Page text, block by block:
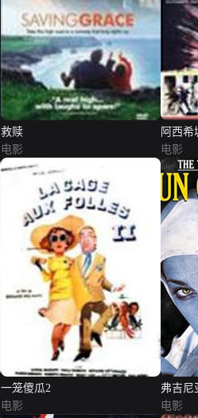
救赎
电影
阿西希
电影
一笼傻瓜2
电影
弗吉尼
电影